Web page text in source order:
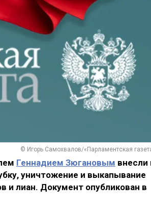
© Игорь Самохвалов/«Парламентская
Геннадием Зюгановым внесли
уничтожение и выкапывание
и лиан. Документ опубликован в